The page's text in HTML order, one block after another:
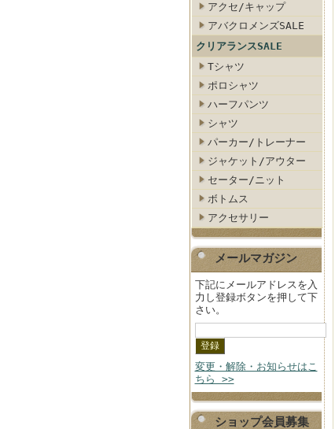
アクセ/キャップ
アバクロメンズSALE
クリアランスSALE
Tシャツ
ポロシャツ
ハーフパンツ
シャツ
パーカー/トレーナー
ジャケット/アウター
セーター/ニット
ボトムス
アクセサリー
メールマガジン
下記にメールアドレスを入
力し登録ボタンを押して下
さい。
変更・解除・お知らせはこ
ちら >>
ショップ会員募集